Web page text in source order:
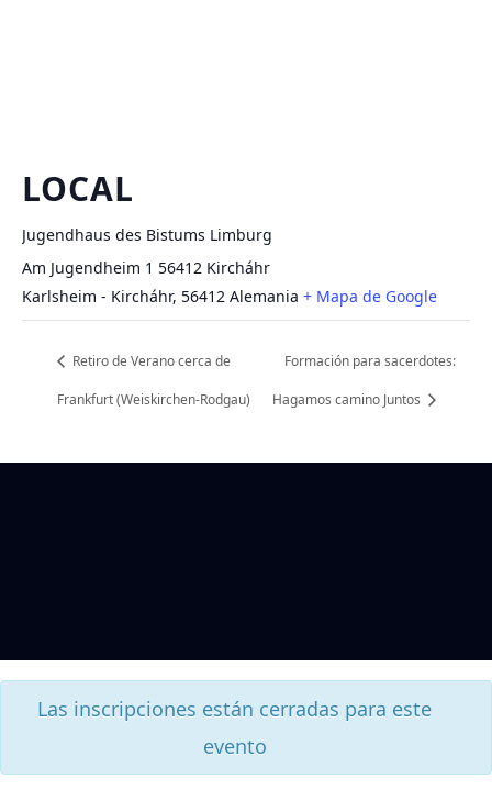
LOCAL
Jugendhaus des Bistums Limburg
Am Jugendheim 1 56412 Kircháhr
Karlsheim - Kircháhr, 56412 Alemania + Mapa de Google
Retiro de Verano cerca de
Frankfurt (Weiskirchen-Rodgau)
Formación para sacerdotes:
Hagamos camino Juntos
Las inscripciones están cerradas para este
evento